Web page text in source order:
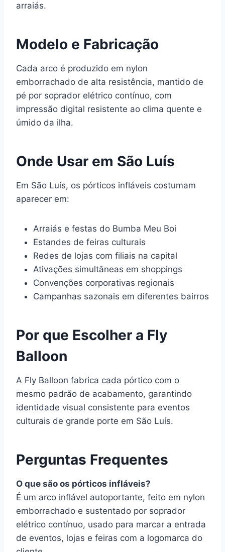
arraiás.
Modelo e Fabricação
Cada arco é produzido em nylon
emborrachado de alta resistência, mantido de
pé por soprador elétrico contínuo, com
impressão digital resistente ao clima quente e
úmido da ilha.
Onde Usar em São Luís
Em São Luís, os pórticos infláveis costumam
aparecer em:
Arraiás e festas do Bumba Meu Boi
Estandes de feiras culturais
Redes de lojas com filiais na capital
Ativações simultâneas em shoppings
Convenções corporativas regionais
Campanhas sazonais em diferentes bairros
Por que Escolher a Fly
Balloon
A Fly Balloon fabrica cada pórtico com o
mesmo padrão de acabamento, garantindo
identidade visual consistente para eventos
culturais de grande porte em São Luís.
Perguntas Frequentes
O que são os pórticos infláveis?
É um arco inflável autoportante, feito em nylon
emborrachado e sustentado por soprador
elétrico contínuo, usado para marcar a entrada
de eventos, lojas e feiras com a logomarca do